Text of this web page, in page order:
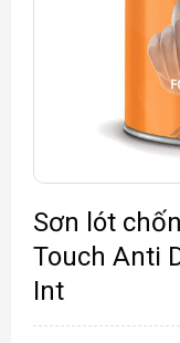
Sơn lót
Touch Anti
Int